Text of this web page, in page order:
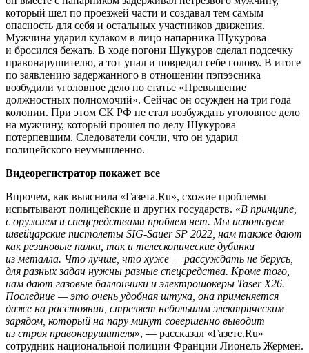
который шел по проезжей части и создавал тем самым
опасность для себя и остальных участников движения.
Мужчина ударил кулаком в лицо напарника Шукурова
и бросился бежать. В ходе погони Шукуров сделал подсечку
правонарушителю, а тот упал и повредил себе голову. В итоге
по заявлению задержанного в отношении пэпээсника
возбудили уголовное дело по статье «Превышение
должностных полномочий». Сейчас он осужден на три года
колонии. При этом СК РФ не стал возбуждать уголовное дело
на мужчину, который прошел по делу Шукурова
потерпевшим. Следователи сочли, что он ударил
полицейского неумышленно.
Видеорегистратор покажет все
Впрочем, как выяснила «Газета.Ru», схожие проблемы
испытывают полицейские и других государств. «В принципе,
с оружием и спецсредствами проблем нет. Мы используем
швейцарские пистолеты SIG-Sauer SP 2022, нам также дают
как резиновые палки, так и телескопические дубинки
из металла. Что лучше, что хуже — рассуждать не берусь,
для разных задач нужны разные спецсредства. Кроме того,
нам дают газовые баллончики и электрошокеры Taser X26.
Последние — это очень удобная штука, она применяется
даже на расстоянии, стреляет небольшим электрическим
зарядом, который на пару минут совершенно выводит
из строя правонарушителя», — рассказал «Газете.Ru»
сотрудник национальной полиции Франции Лионель Жермен.